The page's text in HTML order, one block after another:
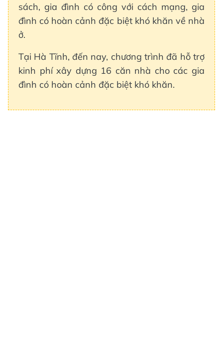
sách, gia đình có công với cách mạng, gia
đình có hoàn cảnh đặc biệt khó khăn về nhà
ở.
Tại Hà Tĩnh, đến nay, chương trình đã hỗ trợ
kinh phí xây dựng 16 căn nhà cho các gia
đình có hoàn cảnh đặc biệt khó khăn.